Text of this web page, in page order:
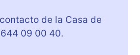
de la Casa de
09 00 40.